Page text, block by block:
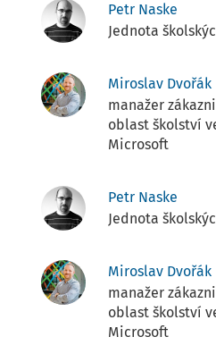
Petr Naske
Jednota
Miroslav Dvořák
manažer
oblast školství
Microsoft
Petr Naske
Jednota
Miroslav Dvořák
manažer
oblast školství
Microsoft